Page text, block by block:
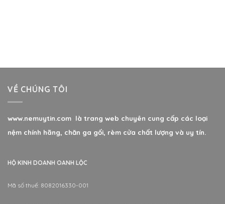
VỀ CHÚNG TÔI
www.nemuytin.com là trang web chuyên cung cấp các loại
nệm chính hãng, chăn ga gối, rèm cửa chất lượng và uy tín.
HỘ KINH DOANH OANH LỘC
Mã số thuế: 8082016330-001